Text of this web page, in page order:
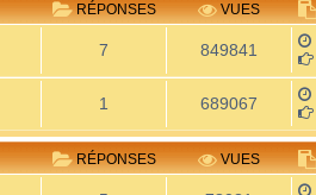
RÉPONSES VUES
7 849841
1 689067
RÉPONSES VUES